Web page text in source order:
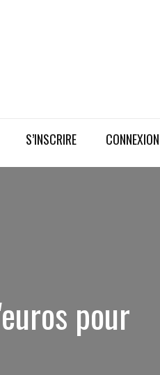
S’INSCRIRE CONNEXION
pour